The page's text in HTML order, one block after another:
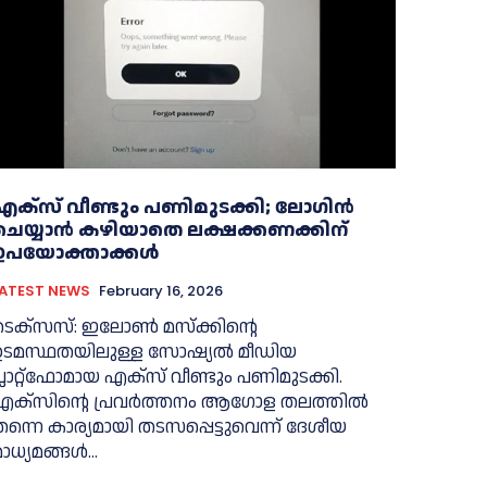
വീണ്ടും പണിമുടക്കി; ലോഗിൻ
കഴിയാതെ ലക്ഷക്കണക്കിന്
NEWS February 16, 2026
ഇലോണ്‍ മസ്‌ക്കിന്റെ
സോഷ്യല്‍ മീഡിയ
എക്‌സ് വീണ്ടും പണിമുടക്കി.
പ്രവര്‍ത്തനം ആഗോള തലത്തില്‍
കാര്യമായി തടസപ്പെട്ടുവെന്ന് ദേശീയ